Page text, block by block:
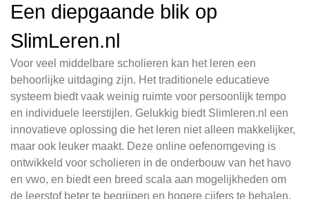
Een diepgaande blik op
SlimLeren.nl
Voor veel middelbare scholieren kan het leren een
behoorlijke uitdaging zijn. Het traditionele educatieve
systeem biedt vaak weinig ruimte voor persoonlijk tempo
en individuele leerstijlen. Gelukkig biedt Slimleren.nl een
innovatieve oplossing die het leren niet alleen makkelijker,
maar ook leuker maakt. Deze online oefenomgeving is
ontwikkeld voor scholieren in de onderbouw van het havo
en vwo, en biedt een breed scala aan mogelijkheden om
de leerstof beter te begrijpen en hogere cijfers te behalen.